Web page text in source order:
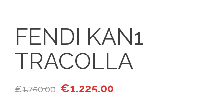
FENDI KAN1
TRACOLLA
€1,750.00 Il prezzo originale era: €1,750.00.
€1,225.00